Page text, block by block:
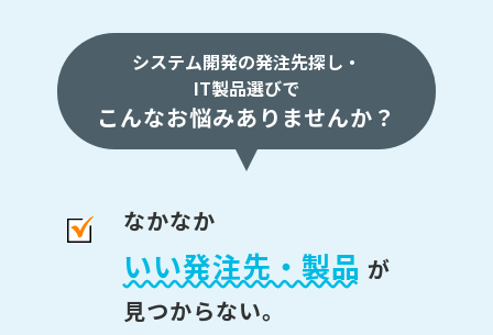
システム開発の発注先探し・
IT製品選びで
こんなお悩みありませんか？
なかなか
いい発注先・製品 が
見つからない。